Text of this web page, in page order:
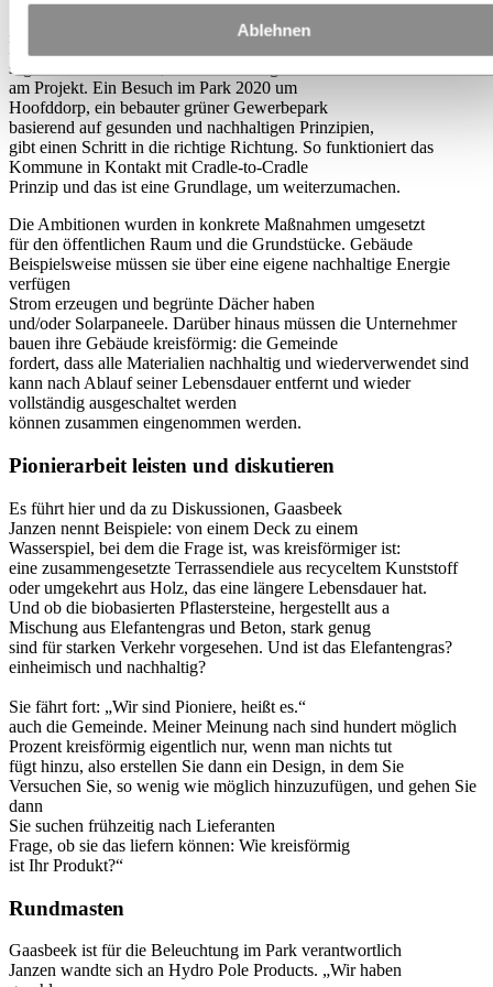
Ablehnen
„Die Frage war nur: Was bedeutet kreisförmig?
Dafür gibt es hundert verschiedene Definitionen.“
sagt Gaasbeek Janzen, der von Anfang an dabei war
am Projekt. Ein Besuch im Park 2020 um
Hoofddorp, ein bebauter grüner Gewerbepark
basierend auf gesunden und nachhaltigen Prinzipien,
gibt einen Schritt in die richtige Richtung. So funktioniert das
Kommune in Kontakt mit Cradle-to-Cradle
Prinzip und das ist eine Grundlage, um weiterzumachen.
Die Ambitionen wurden in konkrete Maßnahmen umgesetzt
für den öffentlichen Raum und die Grundstücke. Gebäude
Beispielsweise müssen sie über eine eigene nachhaltige Energie
verfügen
Strom erzeugen und begrünte Dächer haben
und/oder Solarpaneele. Darüber hinaus müssen die Unternehmer
bauen ihre Gebäude kreisförmig: die Gemeinde
fordert, dass alle Materialien nachhaltig und wiederverwendet sind
kann nach Ablauf seiner Lebensdauer entfernt und wieder
vollständig ausgeschaltet werden
können zusammen eingenommen werden.
Pionierarbeit leisten und diskutieren
Es führt hier und da zu Diskussionen, Gaasbeek
Janzen nennt Beispiele: von einem Deck zu einem
Wasserspiel, bei dem die Frage ist, was kreisförmiger ist:
eine zusammengesetzte Terrassendiele aus recyceltem Kunststoff
oder umgekehrt aus Holz, das eine längere Lebensdauer hat.
Und ob die biobasierten Pflastersteine, hergestellt aus a
Mischung aus Elefantengras und Beton, stark genug
sind für starken Verkehr vorgesehen. Und ist das Elefantengras?
einheimisch und nachhaltig?
Sie fährt fort: „Wir sind Pioniere, heißt es.“
auch die Gemeinde. Meiner Meinung nach sind hundert möglich
Prozent kreisförmig eigentlich nur, wenn man nichts tut
fügt hinzu, also erstellen Sie dann ein Design, in dem Sie
Versuchen Sie, so wenig wie möglich hinzuzufügen, und gehen Sie
dann
Sie suchen frühzeitig nach Lieferanten
Frage, ob sie das liefern können: Wie kreisförmig
ist Ihr Produkt?“
Rundmasten
Gaasbeek ist für die Beleuchtung im Park verantwortlich
Janzen wandte sich an Hydro Pole Products. „Wir haben